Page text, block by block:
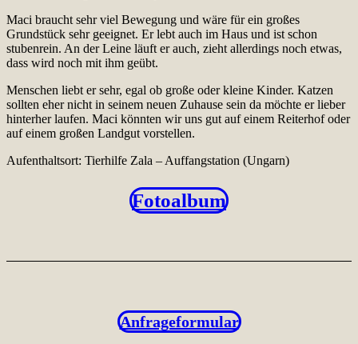
Maci braucht sehr viel Bewegung und wäre für ein großes
Grundstück sehr geeignet. Er lebt auch im Haus und ist schon
stubenrein. An der Leine läuft er auch, zieht allerdings noch etwas,
dass wird noch mit ihm geübt.
Menschen liebt er sehr, egal ob große oder kleine Kinder. Katzen
sollten eher nicht in seinem neuen Zuhause sein da möchte er lieber
hinterher laufen. Maci könnten wir uns gut auf einem Reiterhof oder
auf einem großen Landgut vorstellen.
Aufenthaltsort: Tierhilfe Zala – Auffangstation (Ungarn)
Fotoalbum
Anfrageformular